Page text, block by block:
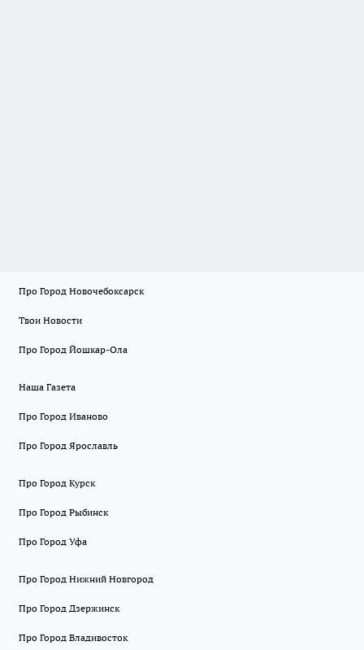
Про Город Новочебоксарск
Твои Новости
Про Город Йошкар-Ола
Наша Газета
Про Город Иваново
Про Город Ярославль
Про Город Курск
Про Город Рыбинск
Про Город Уфа
Про Город Нижний Новгород
Про Город Дзержинск
Про Город Владивосток